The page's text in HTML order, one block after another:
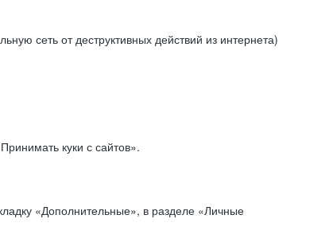
сеть от деструктивных действий из интернета)
куки с сайтов».
«Дополнительные», в разделе «Личные